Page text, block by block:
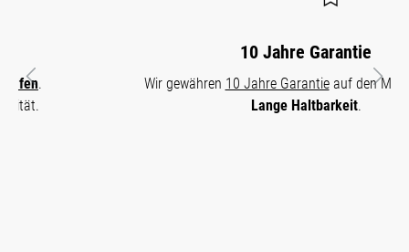
10 Jahre Garantie
10 Jahre Garantieauf den Matratzenkern.
Lange Haltbarkeit.
Vorheriges